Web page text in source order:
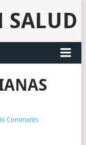
SALUD
Comments